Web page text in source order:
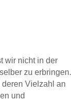
wir nicht in der
zu erbringen.
Vielzahl an
und